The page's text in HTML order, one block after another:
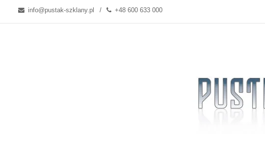
info@pustak-szklany.pl +48 600 633 000